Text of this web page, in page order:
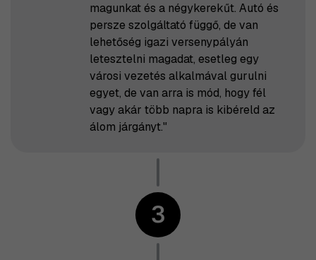
magunkat és a négykerekűt. Autó és
persze szolgáltató függő, de van
lehetőség igazi versenypályán
letesztelni magadat, esetleg egy
városi vezetés alkalmával gurulni
egyet, de van arra is mód, hogy fél
vagy akár több napra is kibéreld az
álom járgányt."
3